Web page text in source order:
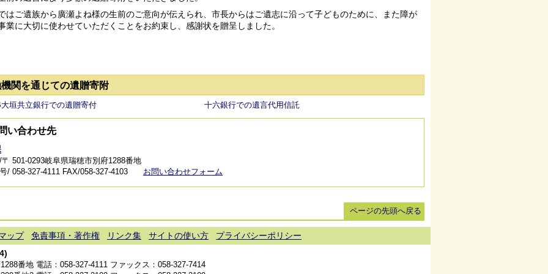
はご遺族から廣瀬よね様の生前のご意向が伝えられ、市長からはご遺志に沿って子どものために、また障が
業に大切に使わせていただくことをお約束し、感謝状を贈呈しました。
関を通じての遺贈寄附
垣共立銀行での遺贈寄付 十六銀行での遺言代用信託
い合わせ先
501-0293岐阜県瑞穂市別府1288番地
/ 058-327-4111 FAX/058-327-4103 お問い合わせフォーム
ページの先頭へ戻る
ップ 免責事項・著作権 リンク集 サイトの使い方
プライバシーポリシー
番地 電話： 058-327-4111 ファックス：058-327-7414